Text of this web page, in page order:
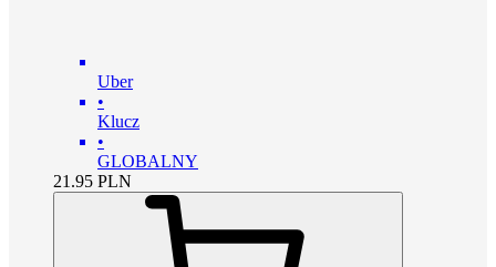
Uber
•
Klucz
•
GLOBALNY
21.95 PLN